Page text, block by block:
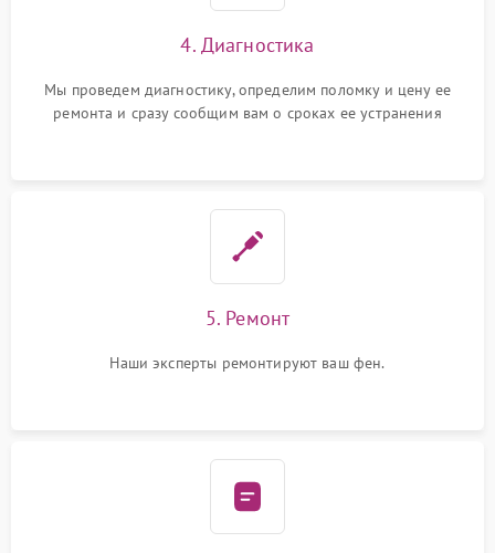
4. Диагностика
Мы проведем диагностику, определим поломку и цену ее
ремонта и сразу сообщим вам о сроках ее устранения
5. Ремонт
Наши эксперты ремонтируют ваш фен.